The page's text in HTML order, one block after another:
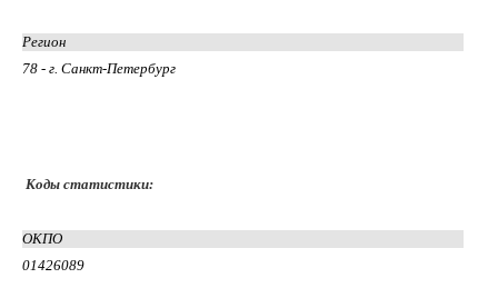
Регион
78 - г. Санкт-Петербург
Коды статистики:
ОКПО
01426089